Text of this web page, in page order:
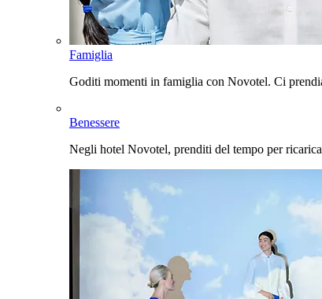
Famiglia
Goditi momenti in famiglia con Novotel. Ci
Benessere
Negli hotel Novotel, prenditi del tempo per